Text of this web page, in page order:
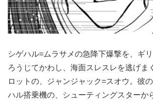
シゲハル=ムラサメの急降下爆撃を、ギ
ろうじてかわし、海面スレスレを逃げま
ロットの、ジャンジャック=スオウ。彼
ハル搭乗機の、シューティングスターか